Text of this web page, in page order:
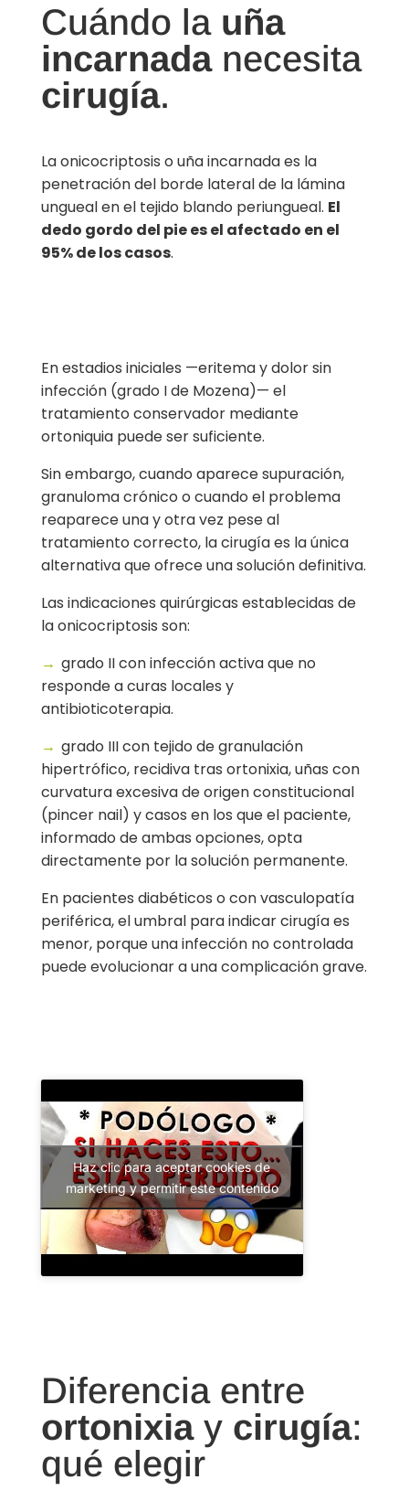
Cuándo la uña
incarnadanecesita
cirugía.
La onicocriptosis o uña incarnada es la
penetración del borde lateral de la lámina
ungueal en el tejido blando periungueal. El
dedo gordo del pie es el afectado en el
95% de los casos.
En estadios iniciales —eritema y dolor sin
infección (grado I de Mozena)— el
tratamiento conservador mediante
ortoniquia puede ser suficiente.
Sin embargo, cuando aparece supuración,
granuloma crónico o cuando el problema
reaparece una y otra vez pese al
tratamiento correcto, la cirugía es la única
alternativa que ofrece una solución definitiva.
Las indicaciones quirúrgicas establecidas de
la onicocriptosis son:
→ grado II con infección activa que no
responde a curas locales y
antibioticoterapia.
→ grado III con tejido de granulación
hipertrófico, recidiva tras ortonixia, uñas con
curvatura excesiva de origen constitucional
(pincer nail) y casos en los que el paciente,
informado de ambas opciones, opta
directamente por la solución permanente.
En pacientes diabéticos o con vasculopatía
periférica, el umbral para indicar cirugía es
menor, porque una infección no controlada
puede evolucionar a una complicación grave.
Haz clic para aceptar cookies de
marketing y permitir este contenido
Diferencia entre
ortonixiay cirugía:
qué elegir